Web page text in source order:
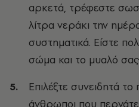
αρκετά, τρέφεστε
λίτρα νεράκι την
συστηματικά. Είστε
σώμα και το μυαλό
Επιλέξτε συνειδητά